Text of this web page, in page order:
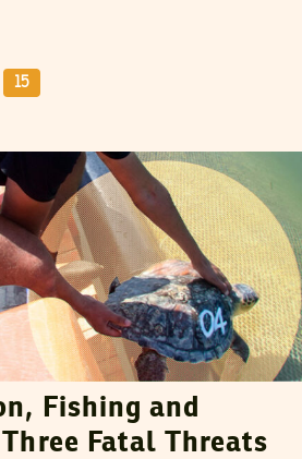
15
Fishing and
Fatal Threats